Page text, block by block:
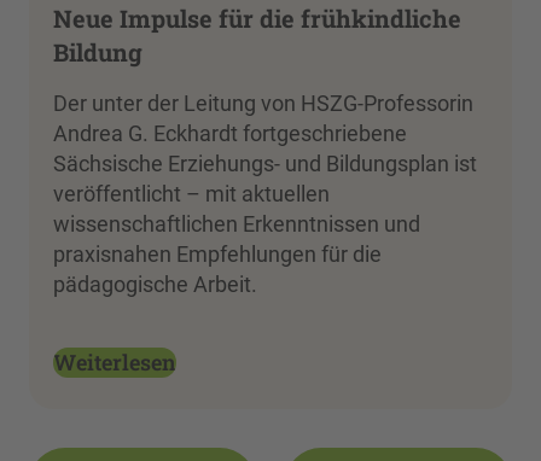
Neue Impulse für die frühkindliche
Bildung
Der unter der Leitung von HSZG-Professorin
Andrea G. Eckhardt fortgeschriebene
Sächsische Erziehungs- und Bildungsplan ist
veröffentlicht – mit aktuellen
wissenschaftlichen Erkenntnissen und
praxisnahen Empfehlungen für die
pädagogische Arbeit.
Weiterlesen